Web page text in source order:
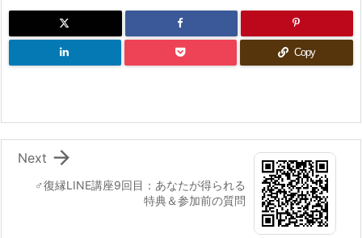
Copy
♂復縁LINE講座9回目：あなたが得られる
特典＆参加前の質問

Next